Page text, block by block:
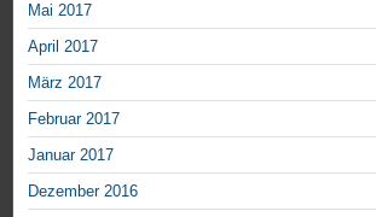
Mai 2017
April 2017
März 2017
Februar 2017
Januar 2017
Dezember 2016